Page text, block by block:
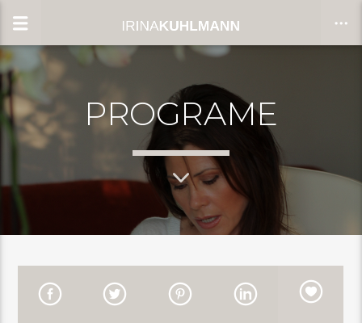
CLOSE
PROGRAME